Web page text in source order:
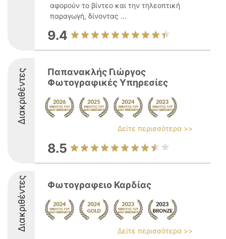
αφορούν το βίντεο και την τηλεοπτική
παραγωγή, δίνοντας ...
9.4
Διακριθέντες
Παπανακλής Γιώργος
Φωτογραφικές Υπηρεσίες
Δείτε περισσότερα >>
8.5
Διακριθέντες Φωτογραφειο Καρδίας
Δείτε περισσότερα >>